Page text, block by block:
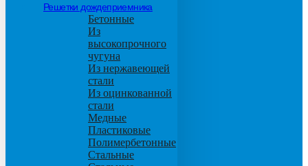
Решетки дождеприемника
Бетонные
Из
высокопрочного
чугуна
Из нержавеющей
стали
Из оцинкованной
стали
Медные
Пластиковые
Полимербетонные
Стальные